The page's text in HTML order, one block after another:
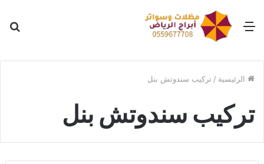
القائمة
الرئيسية / تركيب سندوتش بنل
تركيب سندوتش بنل